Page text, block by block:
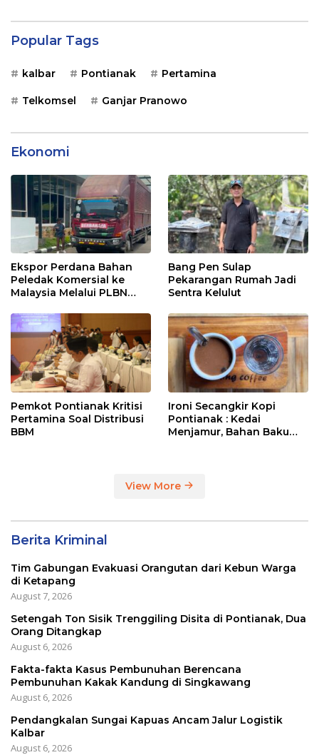
Popular Tags
kalbar Pontianak Pertamina
Telkomsel Ganjar Pranowo
Ekonomi
Ekspor Perdana Bahan
Peledak Komersial ke
Malaysia Melalui PLBN
Bang Pen Sulap
Pekarangan Rumah Jadi
Sentra Kelulut
Pemkot Pontianak Kritisi
Pertamina Soal Distribusi
BBM
Ironi Secangkir Kopi
Pontianak : Kedai
Menjamur, Bahan Baku
View More
Berita Kriminal
Tim Gabungan Evakuasi Orangutan dari Kebun Warga
di Ketapang
August 7, 2026
Setengah Ton Sisik Trenggiling Disita di Pontianak, Dua
Orang Ditangkap
August 6, 2026
Fakta-fakta Kasus Pembunuhan Berencana
Pembunuhan Kakak Kandung di Singkawang
August 6, 2026
Pendangkalan Sungai Kapuas Ancam Jalur Logistik
Kalbar
August 6, 2026